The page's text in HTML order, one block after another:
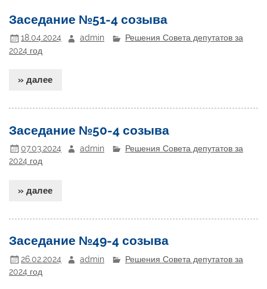
Заседание №51-4 созыва
18.04.2024 admin
Решения Совета депутатов за
2024 год
» далее
Заседание №50-4 созыва
07.03.2024 admin
Решения Совета депутатов за
2024 год
» далее
Заседание №49-4 созыва
26.02.2024 admin
Решения Совета депутатов за
2024 год